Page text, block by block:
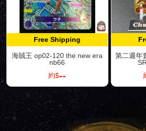
Free Shipping
海賊王 op02-120 the new era
nb66
約$--
第二週年